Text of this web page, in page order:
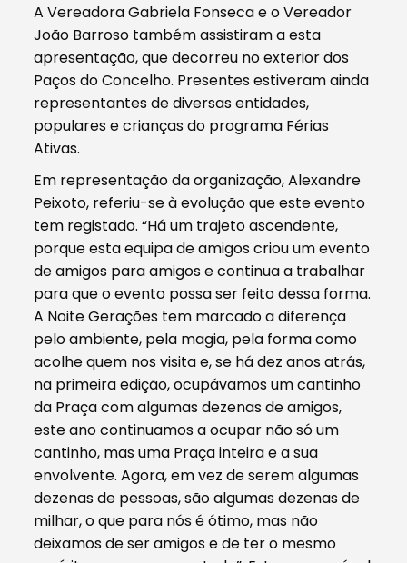
A Vereadora Gabriela Fonseca e o Vereador
João Barroso também assistiram a esta
apresentação, que decorreu no exterior dos
Paços do Concelho. Presentes estiveram ainda
representantes de diversas entidades,
populares e crianças do programa Férias
Ativas.
Em representação da organização, Alexandre
Peixoto, referiu-se à evolução que este evento
tem registado. “Há um trajeto ascendente,
porque esta equipa de amigos criou um evento
de amigos para amigos e continua a trabalhar
para que o evento possa ser feito dessa forma.
A Noite Gerações tem marcado a diferença
pelo ambiente, pela magia, pela forma como
acolhe quem nos visita e, se há dez anos atrás,
na primeira edição, ocupávamos um cantinho
da Praça com algumas dezenas de amigos,
este ano continuamos a ocupar não só um
cantinho, mas uma Praça inteira e a sua
envolvente. Agora, em vez de serem algumas
dezenas de pessoas, são algumas dezenas de
milhar, o que para nós é ótimo, mas não
deixamos de ser amigos e de ter o mesmo